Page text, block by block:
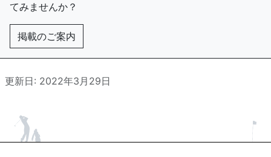
てみませんか？
掲載のご案内
更新日: 2022年3月29日